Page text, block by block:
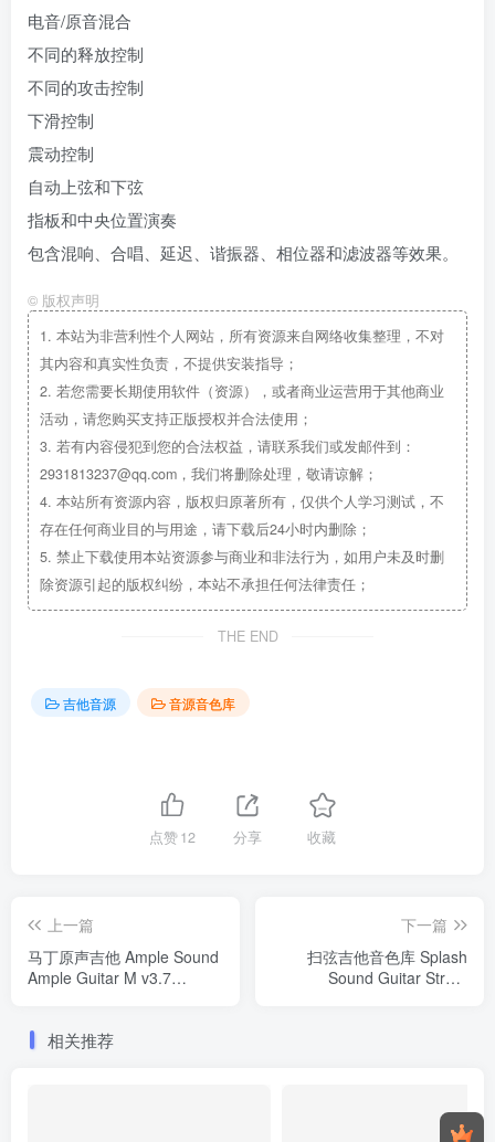
电音/原音混合
不同的释放控制
不同的攻击控制
下滑控制
震动控制
自动上弦和下弦
指板和中央位置演奏
包含混响、合唱、延迟、谐振器、相位器和滤波器等效果。
© 版权声明
1. 本站为非营利性个人网站，所有资源来自网络收集整理，不对
其内容和真实性负责，不提供安装指导；
2. 若您需要长期使用软件（资源），或者商业运营用于其他商业
活动，请您购买支持正版授权并合法使用；
3. 若有内容侵犯到您的合法权益，请联系我们或发邮件到：
2931813237@qq.com，我们将删除处理，敬请谅解；
4. 本站所有资源内容，版权归原著所有，仅供个人学习测试，不
存在任何商业目的与用途，请下载后24小时内删除；
5. 禁止下载使用本站资源参与商业和非法行为，如用户未及时删
除资源引起的版权纠纷，本站不承担任何法律责任；
THE END
吉他音源 音源音色库
点赞12 分享 收藏
上一篇
马丁原声吉他 Ample Sound
Ample Guitar M v3.7
下一篇
扫弦吉他音色库 Splash
Sound Guitar Strum
相关推荐